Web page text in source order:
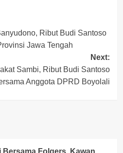
Ribut Budi Santoso
Jawa Tengah
Next:
Sambi, Ribut Budi Santoso
Anggota DPRD Boyolali
Folgers, Kawan